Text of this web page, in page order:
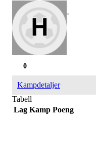
-
0
Kampdetaljer
Tabell
Lag Kamp Poeng